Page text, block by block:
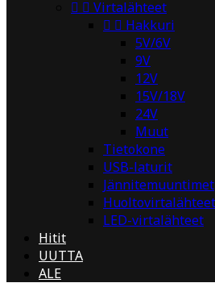
  Virtalähteet
  Hakkuri
5V/6V
9V
12V
15V/18V
24V
Muut
Tietokone
USB-laturit
Jännitemuuntimet
Huoltovirtalähteet
LED-virtalähteet
Hitit
UUTTA
ALE